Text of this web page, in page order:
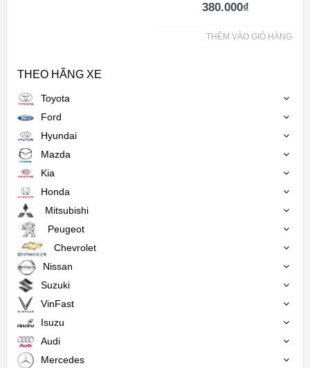
380.000₫
THÊM VÀO GIỎ HÀNG
THEO HÃNG XE
Toyota
Ford
Hyundai
Mazda
Kia
Honda
Mitsubishi
Peugeot
Chevrolet
Nissan
Suzuki
VinFast
Isuzu
Audi
Mercedes